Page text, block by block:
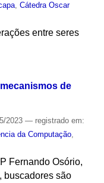
, Cátedra Oscar
entre seres
de
2023 — registrado em:
da Computação,
Fernando Osório,
buscadores são